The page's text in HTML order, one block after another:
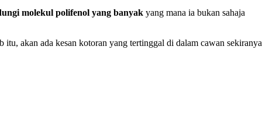
molekul polifenol yang banyak yang mana ia bukan sahaja
akan ada kesan kotoran yang tertinggal di dalam cawan sekiranya